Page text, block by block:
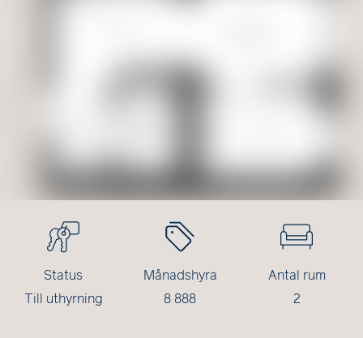
Status
Till uthyrning
Månadshyra
8 888
Antal rum
2